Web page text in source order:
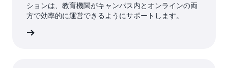
ションは、教育機関がキャンパス内とオンラインの両
方で効率的に運営できるようにサポートします。